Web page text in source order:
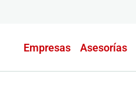
Empresas Asesorías